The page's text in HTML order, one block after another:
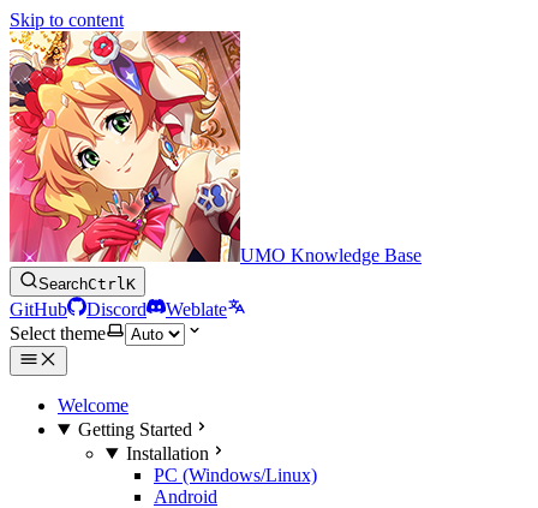
Skip to content
UMO Knowledge Base
SearchCtrlK
GitHub Discord
Weblate
Select theme
Welcome
Getting Started
Installation
PC (Windows/Linux)
Android